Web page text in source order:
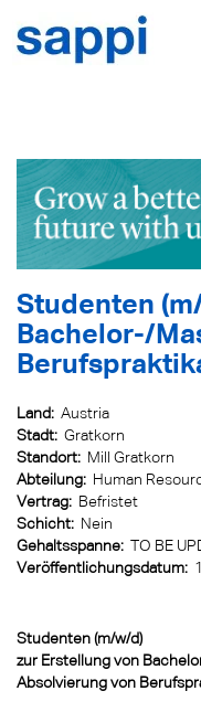
Studenten
Bachelor-/
Land: Austria
Stadt: Gratkorn
Standort: Mill Gratkorn
Abteilung: Human
Vertrag: Befristet
Schicht: Nein
Gehaltsspanne:
TO BE
Veröffentlichungsdatum:
Studenten (m/w/d)
zur Erstellung von
Absolvierung von